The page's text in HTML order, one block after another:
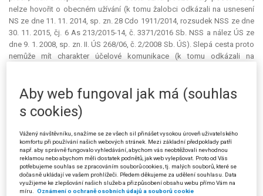
nelze hovořit o obecném užívání (k tomu žalobci odkázali na usnesení
NS ze dne 11. 11. 2014, sp. zn. 28 Cdo 1911/2014, rozsudek NSS ze dne
30. 11. 2015, čj. 6 As 213/2015-14, č. 3371/2016 Sb. NSS a nález ÚS ze
dne 9. 1. 2008, sp. zn. II. ÚS 268/06, č. 2/2008 Sb. ÚS). Slepá cesta proto
nemůže mít charakter účelové komunikace (k tomu odkázali na
Žalobci se ohradili též proti tomu, že by byl dán v jejich případě
souhlas s obecným užíváním sporné cesty veřejností. Znovu připomněli,
nachází na konci slepé ulice a může sloužit nanejvýš jako přístup k
pozemkům H. Za veřejnost přitom nelze považovat automobily pošty či
osoby, které do ulice zajedou náhodou. Jelikož veřejnost pozemek
nikdy neužívala (jak je možno zjistit z historických map v katastru
nemovitostí a z čestných prohlášení sousedů z ulice A. založených ve
spise), neměli žalobci důvod jej oplocovat nebo označovat jako
Aby web fungoval jak má (souhlas
s cookies)
Vážený návštěvníku, snažíme se ze všech sil přinášet vysokou úroveň uživatelského
komfortu při používání našich webových stránek. Mezi základní předpoklady patří
např. aby správně fungovalo vyhledávání, abychom vás neobtěžovali nevhodnou
reklamou nebo abychom měli dostatek podnětů, jak web vylepšovat. Proto od Vás
potřebujeme souhlas se zpracováním souborů cookies, tj. malých souborů, které se
dočasně ukládají ve vašem prohlížeči. Předem děkujeme za udělení souhlasu. Data
využijeme ke zlepšování našich služeb a přizpůsobení obsahu webu přímo Vám na
míru.
Oznámení o ochraně osobních údajů a souborů cookie